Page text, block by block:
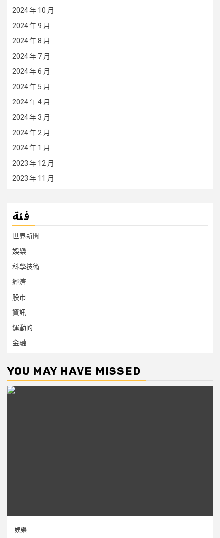
2024 年 10 月
2024 年 9 月
2024 年 8 月
2024 年 7 月
2024 年 6 月
2024 年 5 月
2024 年 4 月
2024 年 3 月
2024 年 2 月
2024 年 1 月
2023 年 12 月
2023 年 11 月
فئة
世界新聞
娛樂
科學技術
經濟
股市
資訊
運動的
金融
YOU MAY HAVE MISSED
娛樂